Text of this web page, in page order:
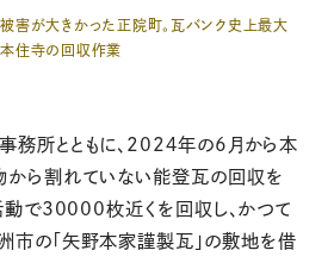
害が大きかった正院町。瓦バンク史上最大
本住寺の回収作業
務所とともに、202４年の6月から本
から割れていない能登瓦の回収を
動で30000枚近くを回収し、かつて
市の「矢野本家謹製瓦」の敷地を借